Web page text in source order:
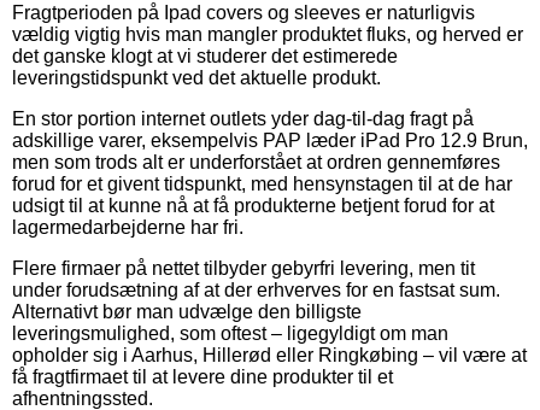
Fragtperioden på Ipad covers og sleeves er naturligvis
vældig vigtig hvis man mangler produktet fluks, og herved er
det ganske klogt at vi studerer det estimerede
leveringstidspunkt ved det aktuelle produkt.
En stor portion internet outlets yder dag-til-dag fragt på
adskillige varer, eksempelvis PAP læder iPad Pro 12.9 Brun,
men som trods alt er underforstået at ordren gennemføres
forud for et givent tidspunkt, med hensynstagen til at de har
udsigt til at kunne nå at få produkterne betjent forud for at
lagermedarbejderne har fri.
Flere firmaer på nettet tilbyder gebyrfri levering, men tit
under forudsætning af at der erhverves for en fastsat sum.
Alternativt bør man udvælge den billigste
leveringsmulighed, som oftest – ligegyldigt om man
opholder sig i Aarhus, Hillerød eller Ringkøbing – vil være at
få fragtfirmaet til at levere dine produkter til et
afhentningssted.